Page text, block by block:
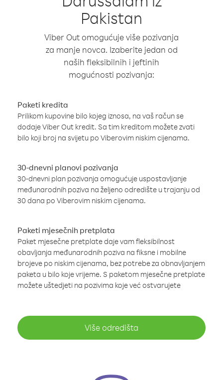
Pakistan
Viber Out omogućuje više pozivanja
za manje novca. Izaberite jedan od
naših fleksibilnih i jeftinih
mogućnosti pozivanja:
Paketi kredita
Prilikom kupovine bilo kojeg iznosa, na vaš račun se
dodaje Viber Out kredit. Sa tim kreditom možete zvati
bilo koji broj na svijetu po Viberovim niskim cijenama.
30-dnevni planovi pozivanja
30-dnevni plan pozivanja omogućuje uspostavljanje
međunarodnih poziva na željeno odredište u trajanju od
30 dana po Viberovim niskim cijenama.
Paketi mjesečnih pretplata
Paket mjesečne pretplate daje vam fleksibilnost
obavljanja međunarodnih poziva na fiksne i mobilne
brojeve po niskim cijenama, bez potrebe za obnavljanjem
paketa u bilo koje vrijeme. S paketom mjesečne pretplate
možete uštedjeti na pozivima koje već ostvarujete
Više odredišta